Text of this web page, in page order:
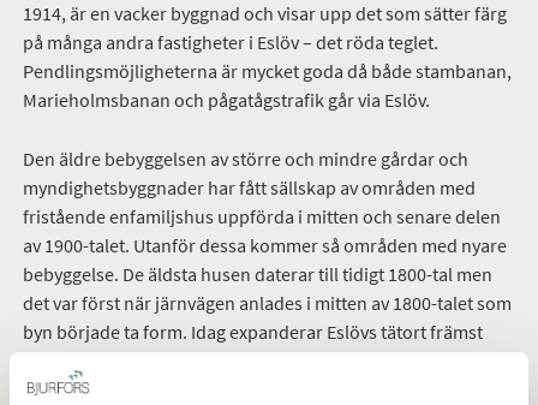
1914, är en vacker byggnad och visar upp det som sätter färg
på många andra fastigheter i Eslöv – det röda teglet.
Pendlingsmöjligheterna är mycket goda då både stambanan,
Marieholmsbanan och pågatågstrafik går via Eslöv.
Den äldre bebyggelsen av större och mindre gårdar och
myndighetsbyggnader har fått sällskap av områden med
fristående enfamiljshus uppförda i mitten och senare delen
av 1900-talet. Utanför dessa kommer så områden med nyare
bebyggelse. De äldsta husen daterar till tidigt 1800-tal men
det var först när järnvägen anlades i mitten av 1800-talet som
byn började ta form. Idag expanderar Eslövs tätort främst